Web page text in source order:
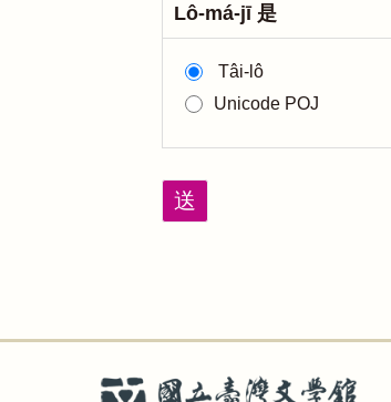
Lô-má-jī 是
Tâi-lô
Unicode POJ
送